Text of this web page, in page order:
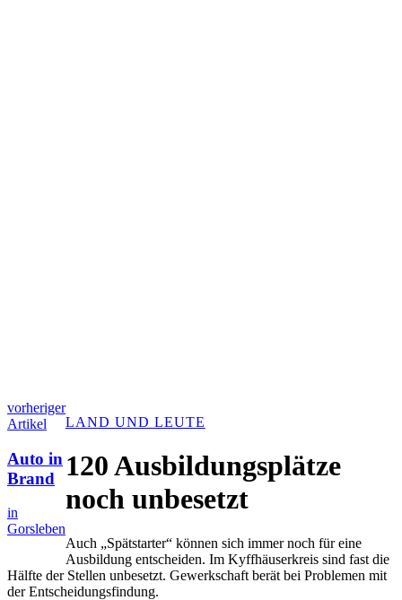
vorheriger
Artikel
Auto in
Brand
in
Gorsleben
LAND UND LEUTE
120 Ausbildungsplätze
noch unbesetzt
Auch „Spätstarter“ können sich immer noch für eine
Ausbildung entscheiden. Im Kyffhäuserkreis sind fast die
Hälfte der Stellen unbesetzt. Gewerkschaft berät bei Problemen mit
der Entscheidungsfindung.